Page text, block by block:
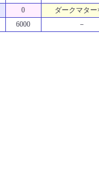
0
ダークマター
6000 －